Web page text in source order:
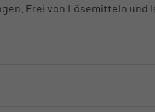
Frei von Lösemitteln und